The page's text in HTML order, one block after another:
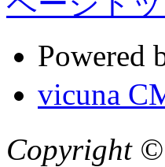
Powered
vicuna
Copyright